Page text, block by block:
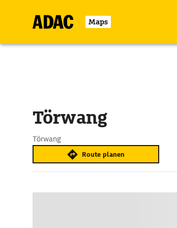
Maps
Törwang
Törwang
Route planen